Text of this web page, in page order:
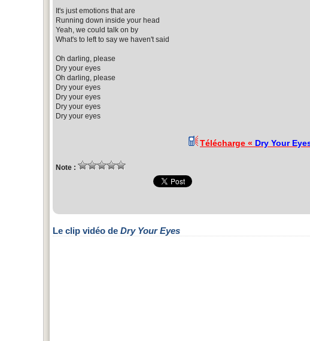
It's just emotions that are
Running down inside your head
Yeah, we could talk on by
What's to left to say we haven't said
Oh darling, please
Dry your eyes
Oh darling, please
Dry your eyes
Dry your eyes
Dry your eyes
Dry your eyes
Télécharge « Dry Your
Note :
Le clip vidéo de Dry Your Eyes